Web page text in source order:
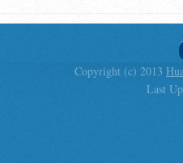
Copyright (c) 2013
Last